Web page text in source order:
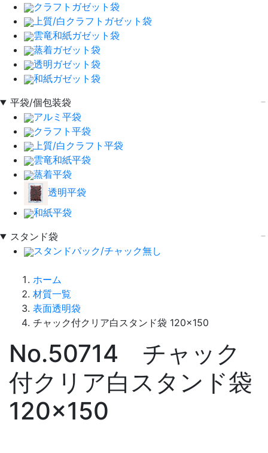
クラフトガゼット袋
上質/白クラフトガゼット袋
雲竜和紙ガゼット袋
蒸着ガゼット袋
透明ガゼット袋
和紙ガゼット袋
平袋/個包装袋
アルミ平袋
クラフト平袋
上質/白クラフト平袋
雲竜和紙平袋
蒸着平袋
透明平袋
和紙平袋
スタンド袋
スタンドパック/チャック無し
ホーム
材質一覧
表面透明袋
チャック付クリア白スタンド袋 120×150
No.50714 チャック
付クリア白スタンド袋
120×150